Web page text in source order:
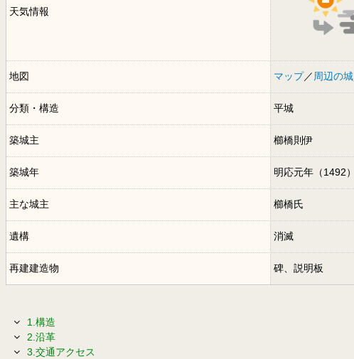
天気情報
地図 マップ／周辺の城
分類・構造 平城
築城主 櫛橋則伊
築城年 明応元年（1492）
主な城主 櫛橋氏
遺構 消滅
再建建造物 碑、説明板
1.構造
2.沿革
3.交通アクセス